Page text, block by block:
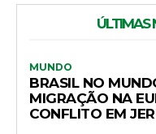
ÚLTIMAS
MUNDO
BRASIL NO
MIGRAÇÃO NA
CONFLITO EM